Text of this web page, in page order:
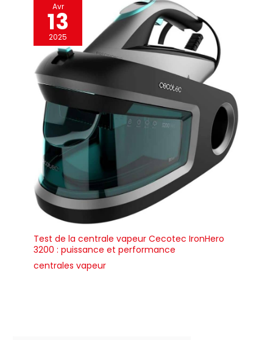
Avr
13
2025
Test de la centrale vapeur Cecotec IronHero
3200 : puissance et performance
centrales vapeur